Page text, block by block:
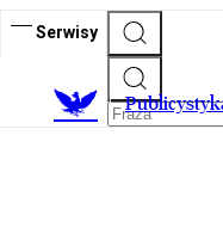
Serwisy